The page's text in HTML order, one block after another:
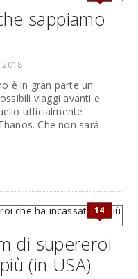
sappiamo
2018
è in gran parte un
viaggi avanti e
ufficialmente
Che non sarà
14
di supereroi
(in USA)